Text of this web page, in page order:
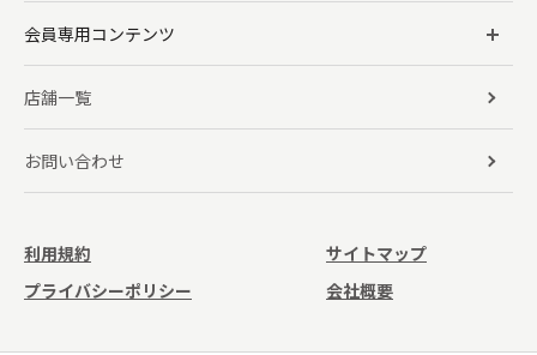
会員専用コンテンツ
店舗一覧
お問い合わせ
利用規約
サイトマップ
プライバシーポリシー
会社概要